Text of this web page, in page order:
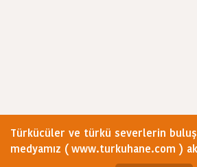
Türkücüler ve türkü severlerin
medyamız ( www.turkuhane.com )